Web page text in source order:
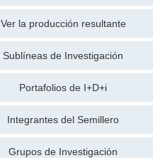
Ver la producción resultante
Sublíneas de Investigación
Portafolios de I+D+i
Integrantes del Semillero
Grupos de Investigación